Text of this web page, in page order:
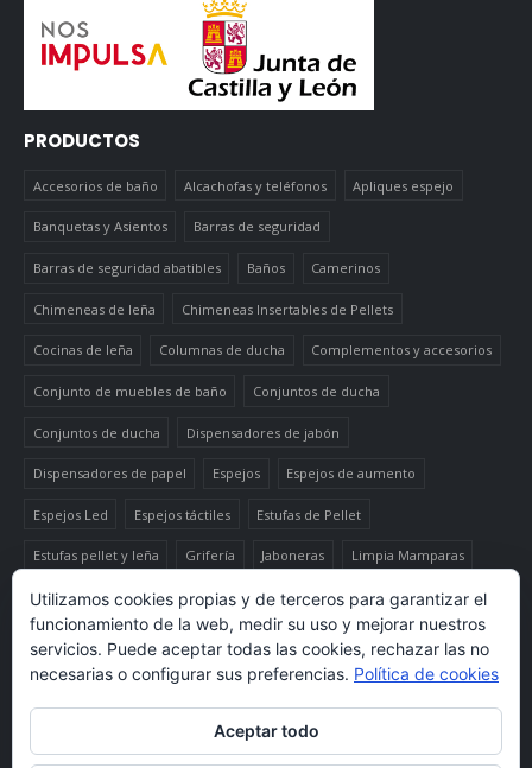
PRODUCTOS
Accesorios de baño Alcachofas y teléfonos Apliques espejo
Banquetas y Asientos Barras de seguridad
Barras de seguridad abatibles Baños Camerinos
Chimeneas de leña Chimeneas Insertables de Pellets
Cocinas de leña Columnas de ducha Complementos y accesorios
Conjunto de muebles de baño Conjuntos de ducha
Conjuntos de ducha Dispensadores de jabón
Dispensadores de papel Espejos Espejos de aumento
Espejos Led Espejos táctiles Estufas de Pellet
Estufas pellet y leña Grifería Jaboneras Limpia Mamparas
Luminaria Mueble auxiliar alto Muebles de baño Papeleras
Termo-productos de leña TermoChimeneas de Pellets
TermoEstufas de Pellets Toalleros eléctricos secatoallas
Utilizamos cookies propias y de terceros para garantizar el
funcionamiento de la web, medir su uso y mejorar nuestros
servicios. Puede aceptar todas las cookies, rechazar las no
necesarias o configurar sus preferencias. Política de cookies
Aceptar todo